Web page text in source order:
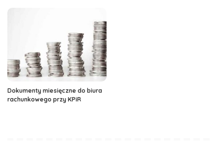
Dokumenty miesięczne do biura
rachunkowego przy KPiR